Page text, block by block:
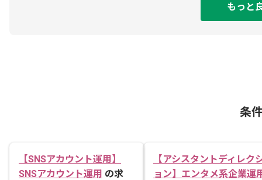
もっと
条
【SNSアカウント運用】
SNSアカウント運用 の求
【アシスタントディレク
ョン】エンタメ系企業運